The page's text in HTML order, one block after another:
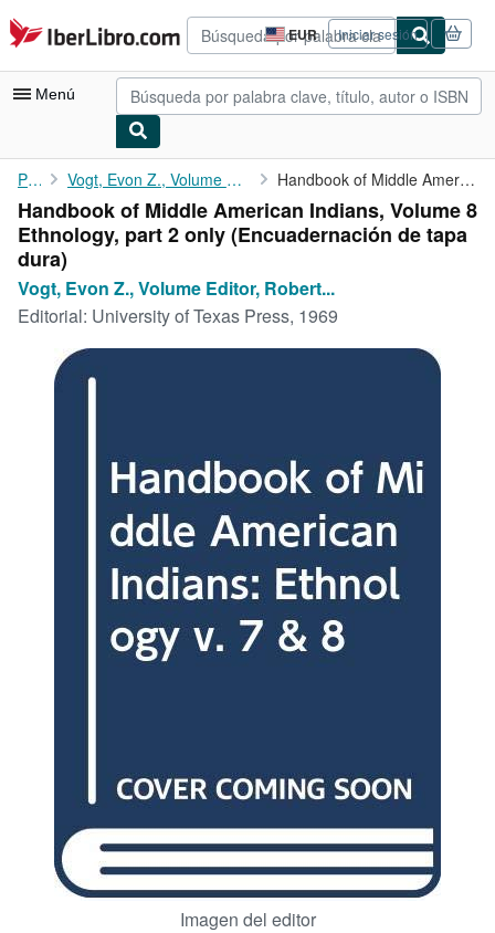
Pasar al contenido principal
IberLibro.com EUR
Preferencias
de
compra
del
Iniciar sesión
Menú
Mi cuenta
Consultar mis pedidos
Búsqueda avanzada
Colecciones
Arte y coleccionismo
CERRAR
Portada Vogt, Evon Z., Volume Editor, Robert Wauchope General Editor Handbook of Middle American Indians, Volume 8 Ethnology, part 2 ...
Handbook of Middle American Indians, Volume 8
Ethnology, part 2 only (Encuadernación de tapa
dura)
Vogt, Evon Z., Volume Editor, Robert...
Editorial: University of Texas Press, 1969
Imagen del editor